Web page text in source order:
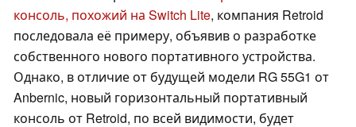
консоль, похожий на Switch Lite, компания Retroid
последовала её примеру, объявив о разработке
собственного нового портативного устройства.
Однако, в отличие от будущей модели RG 55G1 от
Anbernic, новый горизонтальный портативный
консоль от Retroid, по всей видимости, будет